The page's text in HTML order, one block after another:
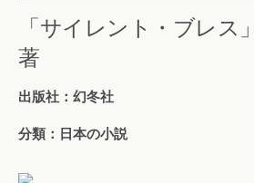
「サイレント・ブレ
著
出版社：幻冬社
分類：日本の小説